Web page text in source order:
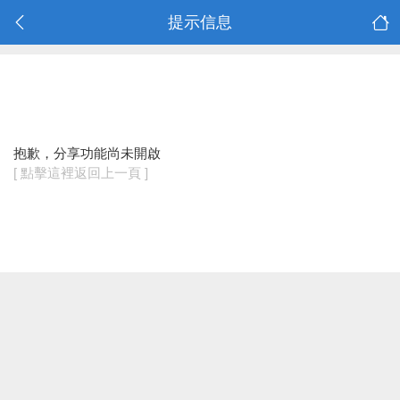
提示信息
抱歉，分享功能尚未開啟
[ 點擊這裡返回上一頁 ]